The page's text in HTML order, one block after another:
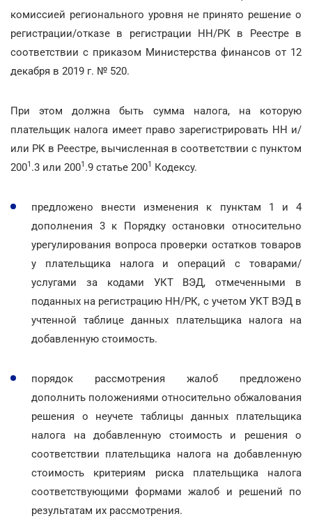
комиссией регионального уровня не принято решение о
регистрации/отказе в регистрации НН/РК в Реестре в
соответствии с приказом Министерства финансов от 12
декабря в 2019 г. № 520.
При этом должна быть сумма налога, на которую
плательщик налога имеет право зарегистрировать НН и/
или РК в Реестре, вычисленная в соответствии с пунктом
2001 .3 или 2001 .9 статье 2001 Кодексу.
предложено внести изменения к пунктам 1 и 4
дополнения 3 к Порядку остановки относительно
урегулирования вопроса проверки остатков товаров
у плательщика налога и операций с товарами/
услугами за кодами УКТ ВЭД, отмеченными в
поданных на регистрацию НН/РК, с учетом УКТ ВЭД в
учтенной таблице данных плательщика налога на
добавленную стоимость.
порядок рассмотрения жалоб предложено
дополнить положениями относительно обжалования
решения о неучете таблицы данных плательщика
налога на добавленную стоимость и решения о
соответствии плательщика налога на добавленную
стоимость критериям риска плательщика налога
соответствующими формами жалоб и решений по
результатам их рассмотрения.